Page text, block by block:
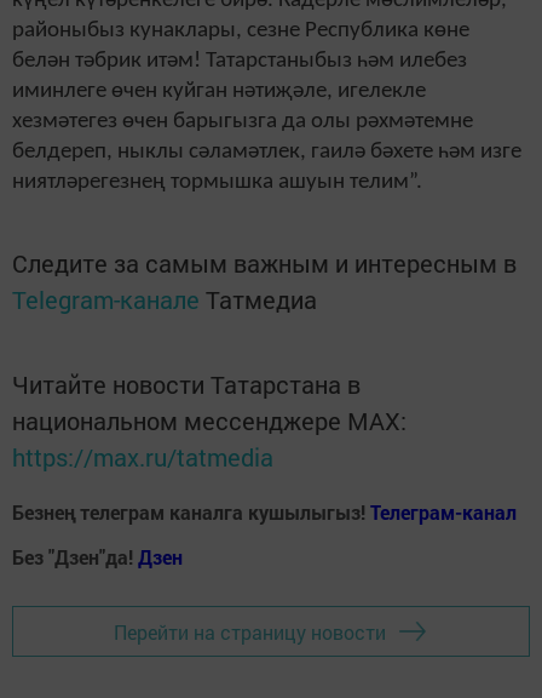
районыбыз кунаклары, сезне Республика көне
белән тәбрик итәм! Татарстаныбыз һәм илебез
иминлеге өчен куйган нәтиҗәле, игелекле
хезмәтегез өчен барыгызга да олы рәхмәтемне
белдереп, ныклы сәламәтлек, гаилә бәхете һәм изге
ниятләрегезнең тормышка ашуын телим”.
Следите за самым важным и интересным в
Telegram-канале Татмедиа
Читайте новости Татарстана в
национальном мессенджере MАХ:
https://max.ru/tatmedia
Безнең телеграм каналга кушылыгыз! Телеграм-канал
Без "Дзен"да! Дзен
Перейти на страницу новости